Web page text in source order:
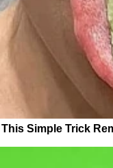
This Simple Trick